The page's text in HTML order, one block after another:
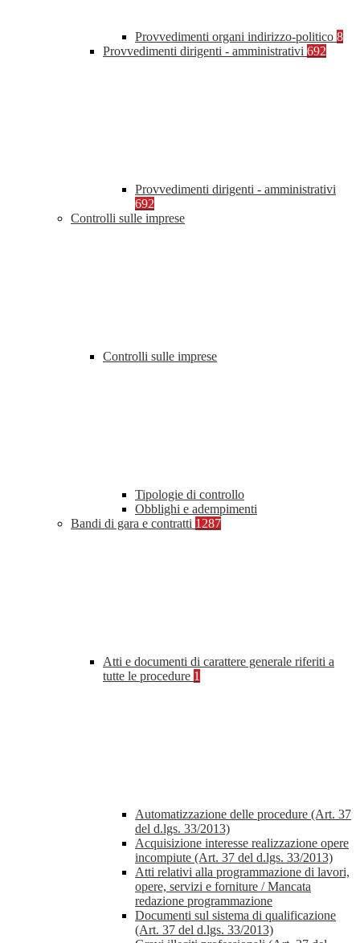
Provvedimenti organi indirizzo-politico 8
Provvedimenti dirigenti - amministrativi 692
Provvedimenti dirigenti - amministrativi
692
Controlli sulle imprese
Controlli sulle imprese
Tipologie di controllo
Obblighi e adempimenti
Bandi di gara e contratti 1287
Atti e documenti di carattere generale riferiti a
tutte le procedure 1
Automatizzazione delle procedure (Art. 37
del d.lgs. 33/2013)
Acquisizione interesse realizzazione opere
incompiute (Art. 37 del d.lgs. 33/2013)
Atti relativi alla programmazione di lavori,
opere, servizi e forniture / Mancata
redazione programmazione
Documenti sul sistema di qualificazione
(Art. 37 del d.lgs. 33/2013)